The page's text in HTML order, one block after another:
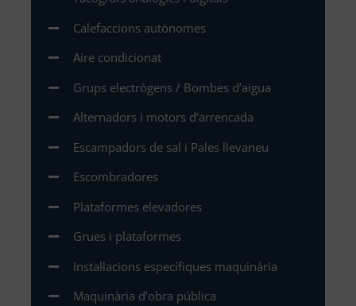
Calefaccions autònomes
Aire condicionat
Grups electrògens / Bombes d’aigua
Alternadors i motors d’arrencada
Escampadors de sal i Pales llevaneu
Escombradores
Plataformes elevadores
Grues i plataformes
Instal·lacions específiques maquinària
Maquinària d’obra pública